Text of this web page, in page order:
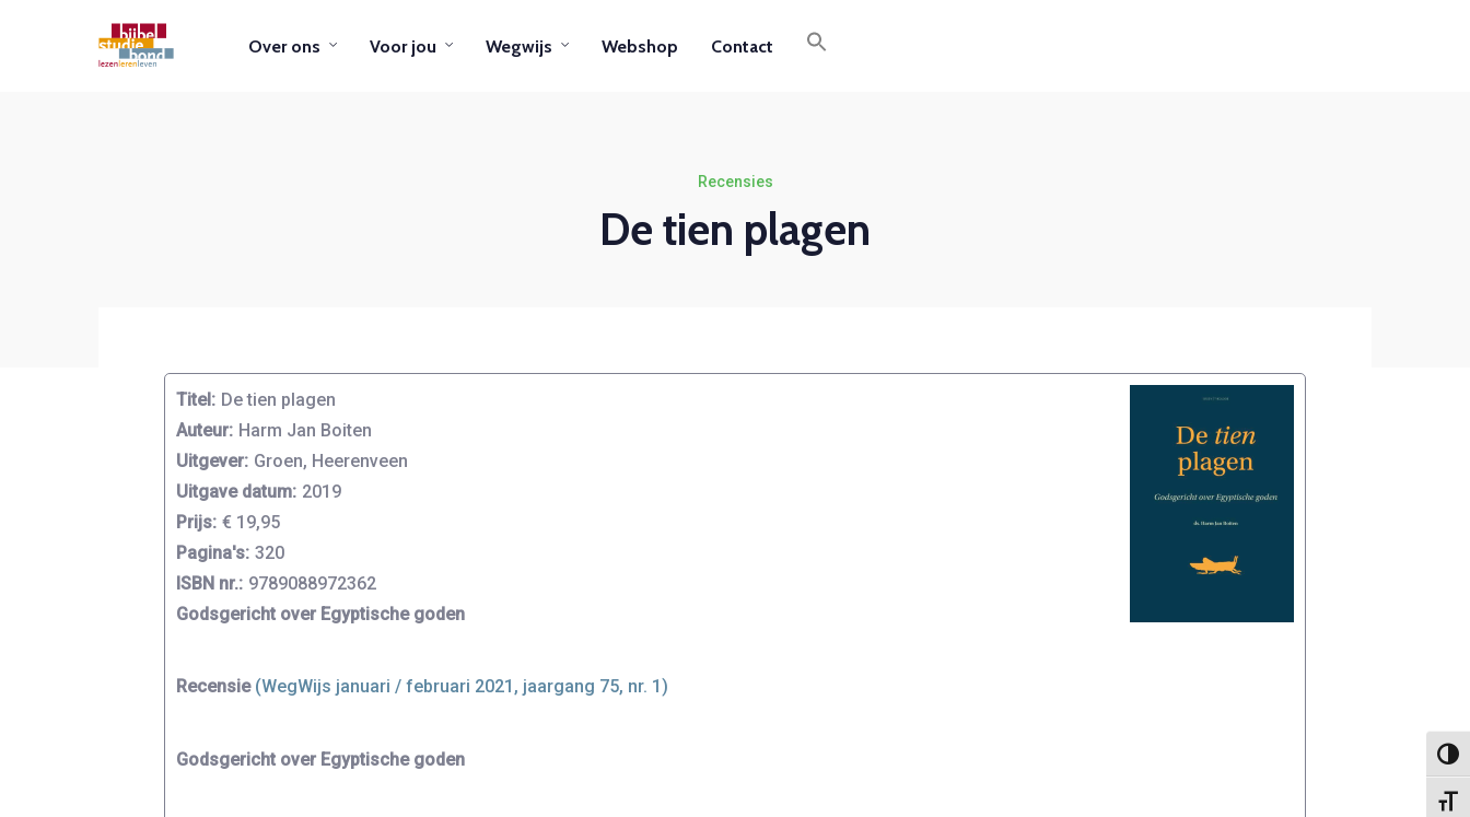
Over ons Voor jou Wegwijs Webshop Contact
Recensies
De tien plagen
Titel: De tien plagen
Auteur: Harm Jan Boiten
Uitgever: Groen, Heerenveen
Uitgave datum: 2019
Prijs: € 19,95
Pagina's: 320
ISBN nr.: 9789088972362
Godsgericht over Egyptische goden
Recensie (WegWijs januari / februari 2021, jaargang 75, nr. 1)
Godsgericht over Egyptische goden